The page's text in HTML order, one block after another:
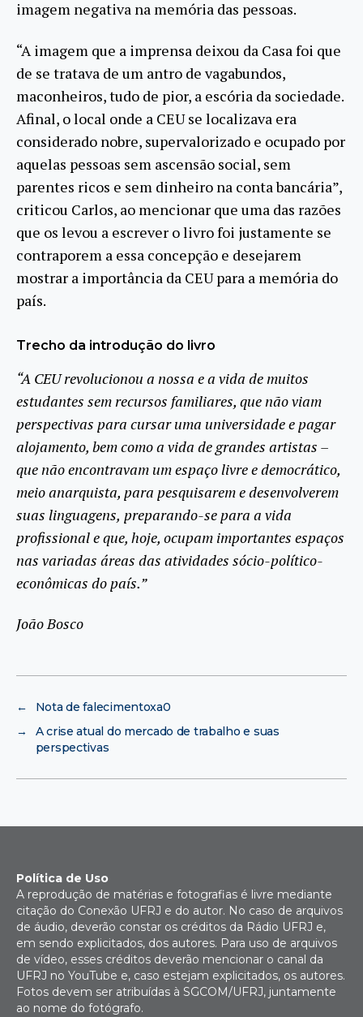
imagem negativa na memória das pessoas.
“A imagem que a imprensa deixou da Casa foi que
de se tratava de um antro de vagabundos,
maconheiros, tudo de pior, a escória da sociedade.
Afinal, o local onde a CEU se localizava era
considerado nobre, supervalorizado e ocupado por
aquelas pessoas sem ascensão social, sem
parentes ricos e sem dinheiro na conta bancária”,
criticou Carlos, ao mencionar que uma das razões
que os levou a escrever o livro foi justamente se
contraporem a essa concepção e desejarem
mostrar a importância da CEU para a memória do
país.
Trecho da introdução do livro
“A CEU revolucionou a nossa e a vida de muitos
estudantes sem recursos familiares, que não viam
perspectivas para cursar uma universidade e pagar
alojamento, bem como a vida de grandes artistas –
que não encontravam um espaço livre e democrático,
meioanarquista, para pesquisarem e desenvolverem
suas linguagens, preparando-se para a vida
profissional e que, hoje, ocupam importantes espaços
nas variadas áreas das atividades sócio-político-
econômicas do país.”
João Bosco
←
Nota de falecimentoxa0
→
A crise atual do mercado de trabalho e suas
perspectivas
Política de Uso
A reprodução de matérias e fotografias é livre mediante
citação do Conexão UFRJ e do autor. No caso de arquivos
de áudio, deverão constar os créditos da Rádio UFRJ e,
em sendo explicitados, dos autores. Para uso de arquivos
de vídeo, esses créditos deverão mencionar o canal da
UFRJ no YouTube e, caso estejam explicitados, os autores.
Fotos devem ser atribuídas à SGCOM/UFRJ, juntamente
ao nome do fotógrafo.